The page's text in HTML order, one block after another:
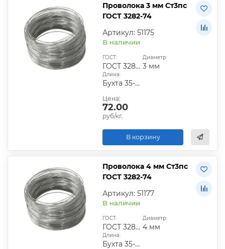
Проволока 3 мм Ст3пс
ГОСТ 3282-74
Артикул: 51175
В наличии
ГОСТ:
ГОСТ 3282-74
Диаметр:
3 мм
Длина:
Бухта 35-50 кг
Цена:
72.00
руб/кг.
В корзину
Проволока 4 мм Ст3пс
ГОСТ 3282-74
Артикул: 51177
В наличии
ГОСТ:
ГОСТ 3282-74
Диаметр:
4 мм
Длина:
Бухта 35-50 кг